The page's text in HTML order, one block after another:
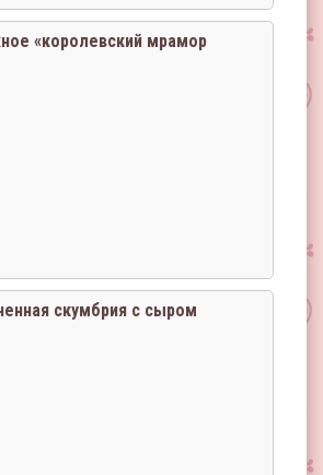
«королевский мрамор
скумбрия с сыром